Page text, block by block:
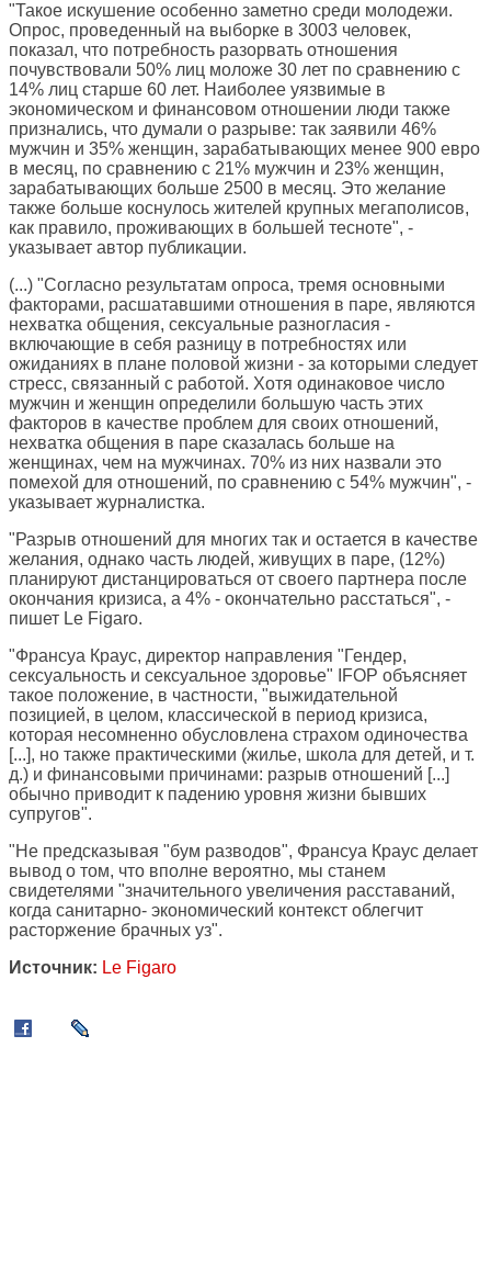
"Такое искушение особенно заметно среди молодежи.
Опрос, проведенный на выборке в 3003 человек,
показал, что потребность разорвать отношения
почувствовали 50% лиц моложе 30 лет по сравнению с
14% лиц старше 60 лет. Наиболее уязвимые в
экономическом и финансовом отношении люди также
признались, что думали о разрыве: так заявили 46%
мужчин и 35% женщин, зарабатывающих менее 900 евро
в месяц, по сравнению с 21% мужчин и 23% женщин,
зарабатывающих больше 2500 в месяц. Это желание
также больше коснулось жителей крупных мегаполисов,
как правило, проживающих в большей тесноте", -
указывает автор публикации.
(...) "Согласно результатам опроса, тремя основными
факторами, расшатавшими отношения в паре, являются
нехватка общения, сексуальные разногласия -
включающие в себя разницу в потребностях или
ожиданиях в плане половой жизни - за которыми следует
стресс, связанный с работой. Хотя одинаковое число
мужчин и женщин определили большую часть этих
факторов в качестве проблем для своих отношений,
нехватка общения в паре сказалась больше на
женщинах, чем на мужчинах. 70% из них назвали это
помехой для отношений, по сравнению с 54% мужчин", -
указывает журналистка.
"Разрыв отношений для многих так и остается в качестве
желания, однако часть людей, живущих в паре, (12%)
планируют дистанцироваться от своего партнера после
окончания кризиса, а 4% - окончательно расстаться", -
пишет Le Figaro.
"Франсуа Краус, директор направления "Гендер,
сексуальность и сексуальное здоровье" IFOP объясняет
такое положение, в частности, "выжидательной
позицией, в целом, классической в период кризиса,
которая несомненно обусловлена страхом одиночества
[...], но также практическими (жилье, школа для детей, и т.
д.) и финансовыми причинами: разрыв отношений [...]
обычно приводит к падению уровня жизни бывших
супругов".
"Не предсказывая "бум разводов", Франсуа Краус делает
вывод о том, что вполне вероятно, мы станем
свидетелями "значительного увеличения расставаний,
когда санитарно- экономический контекст облегчит
расторжение брачных уз".
Источник: Le Figaro